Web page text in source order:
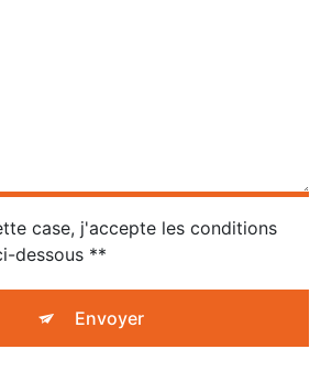
case, j'accepte les conditions
dessous **
Envoyer